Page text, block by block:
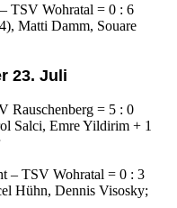
TSV Wohratal = 0 : 6
Matti Damm, Souare
23. Juli
Rauschenberg = 5 : 0
Salci, Emre Yildirim + 1
– TSV Wohratal = 0 : 3
Hühn, Dennis Visosky;